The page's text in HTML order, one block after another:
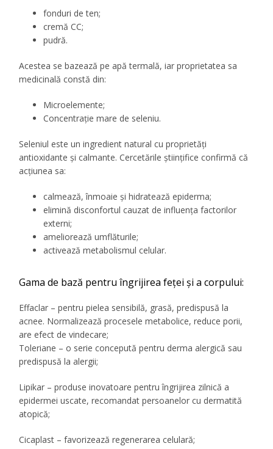
fonduri de ten;
cremă CC;
pudră.
Acestea se bazează pe apă termală, iar proprietatea sa
medicinală constă din:
Microelemente;
Concentrație mare de seleniu.
Seleniul este un ingredient natural cu proprietăți
antioxidante și calmante. Cercetările științifice confirmă că
acțiunea sa:
calmează, înmoaie și hidratează epiderma;
elimină disconfortul cauzat de influența factorilor
externi;
ameliorează umflăturile;
activează metabolismul celular.
Gama de bază pentru îngrijirea feței și a corpului:
Effaclar – pentru pielea sensibilă, grasă, predispusă la
acnee. Normalizează procesele metabolice, reduce porii,
are efect de vindecare;
Toleriane – o serie concepută pentru derma alergică sau
predispusă la alergii;
Lipikar – produse inovatoare pentru îngrijirea zilnică a
epidermei uscate, recomandat persoanelor cu dermatită
atopică;
Cicaplast – favorizează regenerarea celulară;